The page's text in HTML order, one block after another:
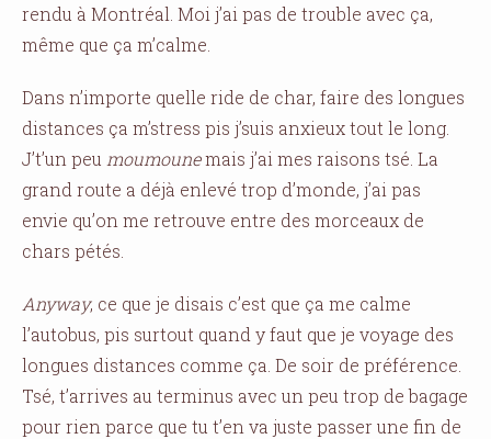
rendu à Montréal. Moi j’ai pas de trouble avec ça,
même que ça m’calme.
Dans n’importe quelle ride de char, faire des longues
distances ça m’stress pis j’suis anxieux tout le long.
J’t’un peu moumounemais j’ai mes raisons tsé. La
grand route a déjà enlevé trop d’monde, j’ai pas
envie qu’on me retrouve entre des morceaux de
chars pétés.
Anyway, ce que je disais c’est que ça me calme
l’autobus, pis surtout quand y faut que je voyage des
longues distances comme ça. De soir de préférence.
Tsé, t’arrives au terminus avec un peu trop de bagage
pour rien parce que tu t’en va juste passer une fin de